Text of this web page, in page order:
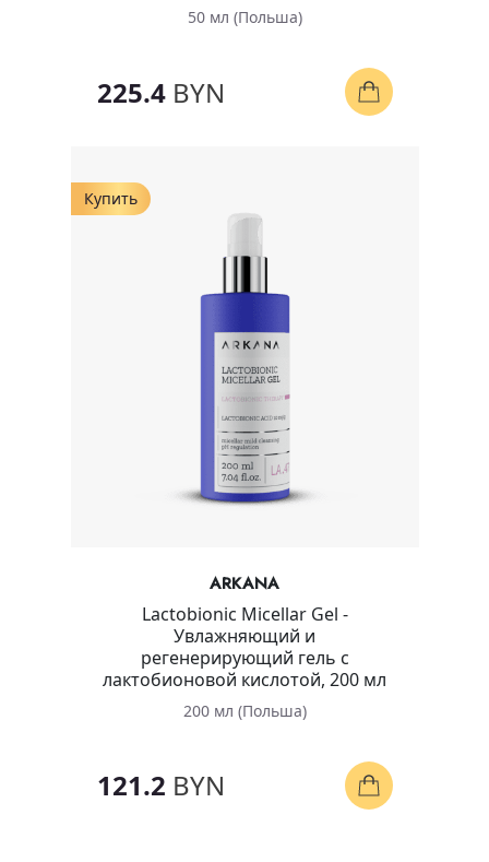
50 мл (Польша)
225.4 BYN
Купить
ARKANA
Lactobionic Micellar Gel -
Увлажняющий и
регенерирующий гель с
лактобионовой кислотой, 200 мл
200 мл (Польша)
121.2 BYN